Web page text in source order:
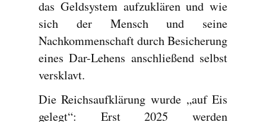
das Geldsystem aufzuklären und wie
sich der Mensch und seine
Nachkommenschaft durch Besicherung
eines Dar-Lehens anschließend selbst
versklavt.
Die Reichsaufklärung wurde „auf Eis
gelegt“: Erst 2025 werden